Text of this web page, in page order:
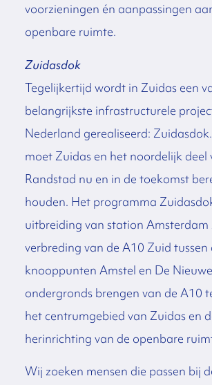
voorzieningen én aanpassingen
openbare ruimte.
Zuidasdok
Tegelijkertijd wordt in Zuidas een
belangrijkste infrastructurele
Nederland gerealiseerd:
moet Zuidas en het noordelijk deel
Randstad nu en in de toekomst
houden. Het programma
uitbreiding van station Amsterdam
verbreding van de A10 Zuid tussen
knooppunten Amstel en De
ondergronds brengen van de A10
het centrumgebied van Zuidas en
herinrichting van de openbare
Wij zoeken mensen die passen bij